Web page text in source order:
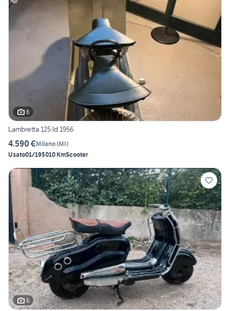
6
Lambretta 125 ld 1956
4.590 €Milano(MI)
Usato01/195010 KmScooter
6